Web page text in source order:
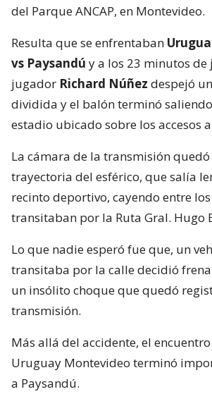
del Parque ANCAP, en Montevideo.
Resulta que se enfrentaban
vs Paysandú y a los 23 minutos de
jugador Richard Núñez despejó
dividida y el balón terminó
estadio ubicado sobre los accesos
La cámara de la transmisión
trayectoria del esférico, que salía
recinto deportivo, cayendo entre
transitaban por la Ruta Gral. Hugo
Lo que nadie esperó fue que, un
transitaba por la calle decidió
un insólito choque que quedó
transmisión.
Más allá del accidente, el
Uruguay Montevideo terminó
a Paysandú.